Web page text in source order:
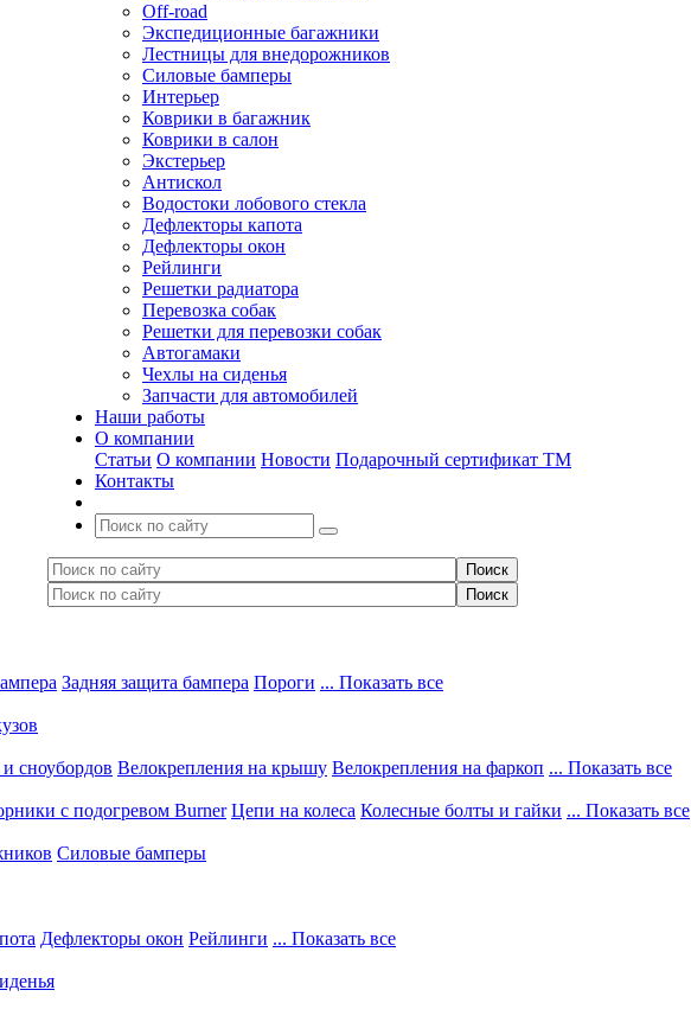
Off-road
Экспедиционные багажники
Лестницы для внедорожников
Силовые бамперы
Интерьер
Коврики в багажник
Коврики в салон
Экстерьер
Антискол
Водостоки лобового стекла
Дефлекторы капота
Дефлекторы окон
Рейлинги
Решетки радиатора
Перевозка собак
Решетки для перевозки собак
Автогамаки
Чехлы на сиденья
Запчасти для автомобилей
Наши работы
О компании
Статьи О компании Новости Подарочный сертификат ТМ
Контакты
Задняя защита бампера Пороги ... Показать все
сноубордов Велокрепления на крышу Велокрепления на фаркоп ... Показать все
с подогревом Burner Цепи на колеса Колесные болты и гайки ... Показать все
Силовые бамперы
Дефлекторы окон Рейлинги ... Показать все